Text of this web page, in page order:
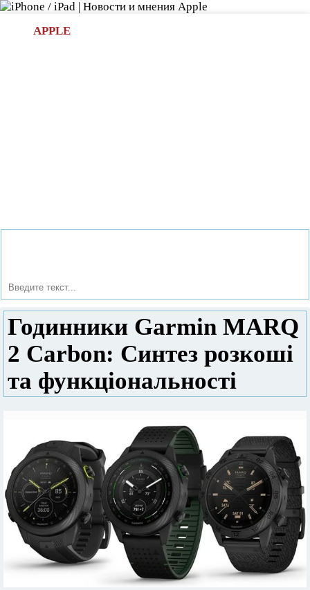
APPLE
Годинники Garmin MARQ
2 Carbon: Синтез розкоші
та функціональності